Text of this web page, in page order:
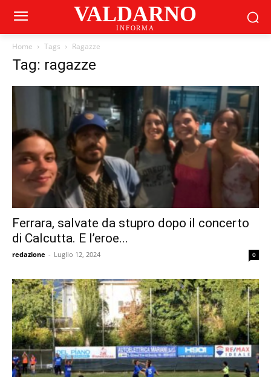
VALDARNO
INFORMA
Home Tags Ragazze
Tag: ragazze
Ferrara, salvate da stupro dopo il concerto
di Calcutta. E l’eroe...
redazione - Luglio 12, 2024 0